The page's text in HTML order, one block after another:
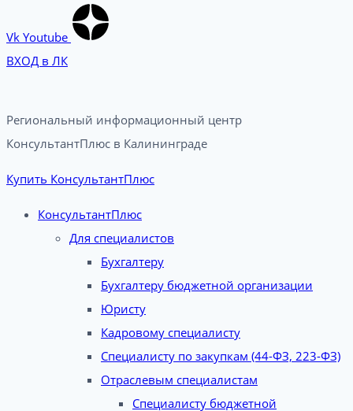
Vk Youtube
ВХОД в ЛК
Региональный информационный центр
КонсультантПлюс в Калининграде​
Купить КонсультантПлюс
КонсультантПлюс
Для специалистов
Бухгалтеру
Бухгалтеру бюджетной организации
Юристу
Кадровому специалисту
Специалисту по закупкам (44-ФЗ, 223-ФЗ)
Отраслевым специалистам
Специалисту бюджетной